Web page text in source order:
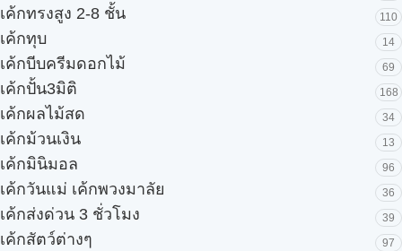
เค้กทรงสูง 2-8 ชั้น 110
เค้กทุบ 14
เค้กบีบครีมดอกไม้ 69
เค้กปั้น3มิติ 168
เค้กผลไม้สด 34
เค้กม้วนเงิน 13
เค้กมินิมอล 96
เค้กวันแม่ เค้กพวงมาลัย 36
เค้กส่งด่วน 3 ชั่วโมง 39
เค้กสัตว์ต่างๆ 97